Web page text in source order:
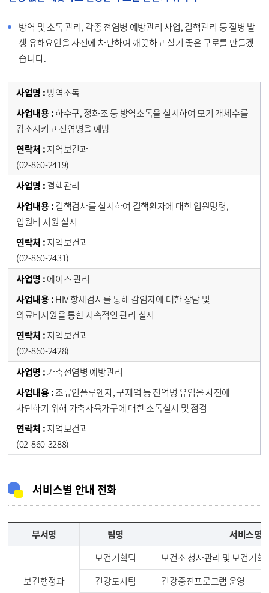
방역 및 소독 관리, 각종 전염병 예방관리 사업, 결핵관리 등 질병 발
생 유해요인을 사전에 차단하여 깨끗하고 살기 좋은 구로를 만들겠
습니다.
방역소독
하수구, 정화조 등 방역소독을 실시하여 모기 개체수를
감소시키고 전염병을 예방
지역보건과
(02-860-2419)
결핵관리
결핵검사를 실시하여 결핵환자에 대한 입원명령,
입원비 지원 실시
지역보건과
(02-860-2431)
에이즈 관리
HIV 항체검사를 통해 감염자에 대한 상담 및
의료비지원을 통한 지속적인 관리 실시
지역보건과
(02-860-2428)
가축전염병 예방관리
조류인플루엔자, 구제역 등 전염병 유입을 사전에
차단하기 위해 가축사육가구에 대한 소독실시 및 점검
지역보건과
(02-860-3288)
서비스별 안내 전화
부서명 팀명 서비스명
보건행정과
보건기획팀
보건소 청사관리 및 보건기획
건강도시팀
건강증진프로그램 운영